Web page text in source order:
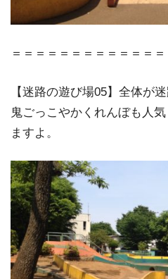
＝＝＝＝＝＝＝＝＝＝＝＝＝
【迷路の遊び場05】全体が
鬼ごっこやかくれんぼも人
ますよ。